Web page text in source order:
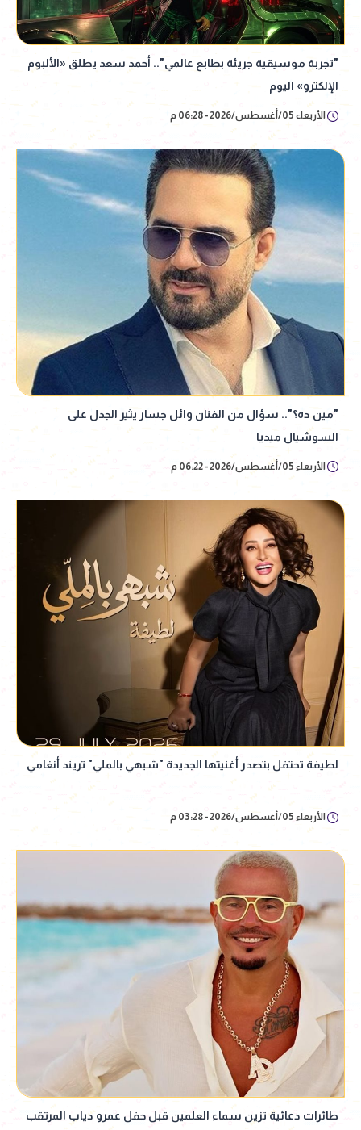
"تجربة موسيقية جريئة بطابع عالمي".. أحمد سعد يطلق «الألبوم
الإلكترو» اليوم
الأربعاء 05/أغسطس/2026 - 06:28 م
"مين ده؟".. سؤال من الفنان وائل جسار يثير الجدل على
السوشيال ميديا
الأربعاء 05/أغسطس/2026 - 06:22 م
لطيفة تحتفل بتصدر أغنيتها الجديدة "شبهي بالملي" تريند أنغامي
الأربعاء 05/أغسطس/2026 - 03:28 م
طائرات دعائية تزين سماء العلمين قبل حفل عمرو دياب المرتقب